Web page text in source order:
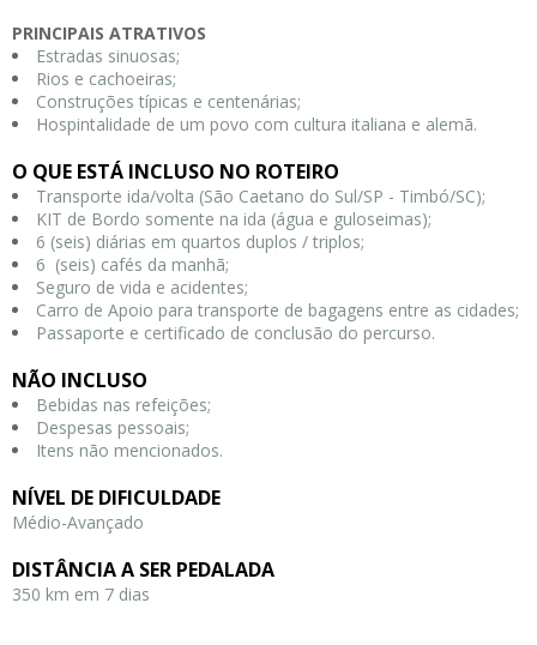
PRINCIPAIS ATRATIVOS
Estradas sinuosas;
Rios e cachoeiras;
Construções típicas e centenárias;
Hospintalidade de um povo com cultura italiana e alemã.
O QUE ESTÁ INCLUSO NO ROTEIRO
Transporte ida/volta (São Caetano do Sul/SP - Timbó/SC);
KIT de Bordo somente na ida (água e guloseimas);
6 (seis) diárias em quartos duplos / triplos;
6 (seis) cafés da manhã;
Seguro de vida e acidentes;
Carro de Apoio para transporte de bagagens entre as cidades;
Passaporte e certificado de conclusão do percurso.
NÃO INCLUSO
Bebidas nas refeições;
Despesas pessoais;
Itens não mencionados.
NÍVEL DE DIFICULDADE
Médio-Avançado
DISTÂNCIA A SER PEDALADA
350 km em 7 dias